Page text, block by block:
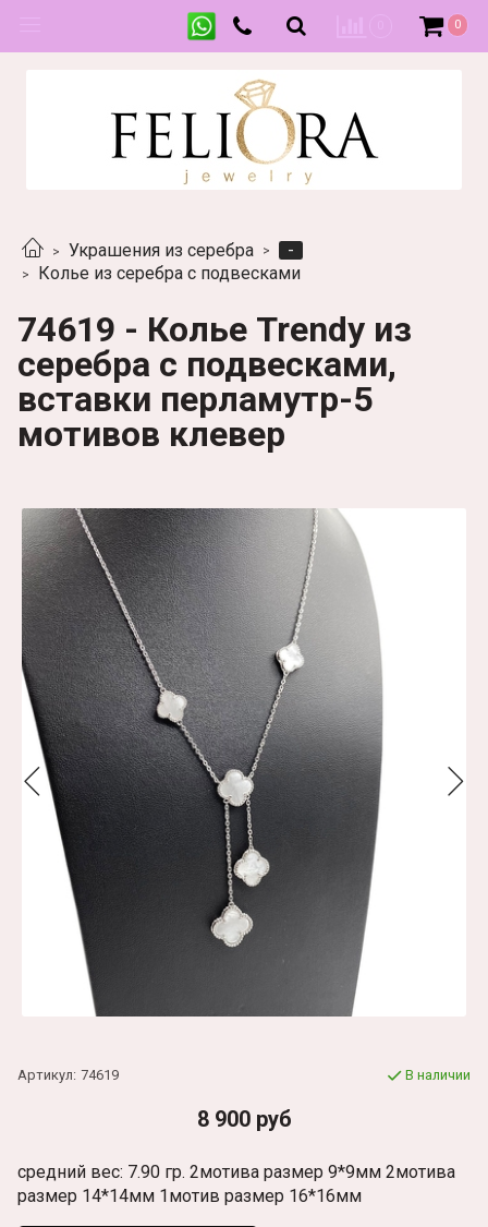
0
Украшения из серебра
-
Колье из серебра с подвесками
74619 - Колье Trendy из
серебра с подвесками,
вставки перламутр-5
мотивов клевер
Артикул: 74619 В наличии
8 900 руб
средний вес: 7.90 гр. 2мотива размер 9*9мм 2мотива
размер 14*14мм 1мотив размер 16*16мм